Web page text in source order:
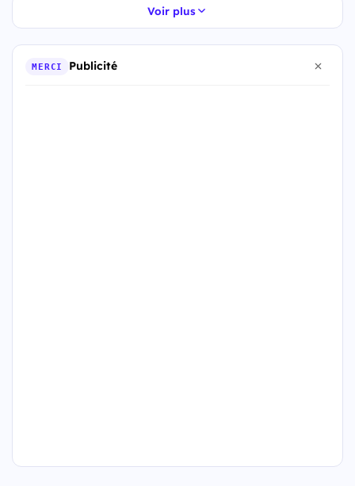
Voir plus
MERCI Publicité